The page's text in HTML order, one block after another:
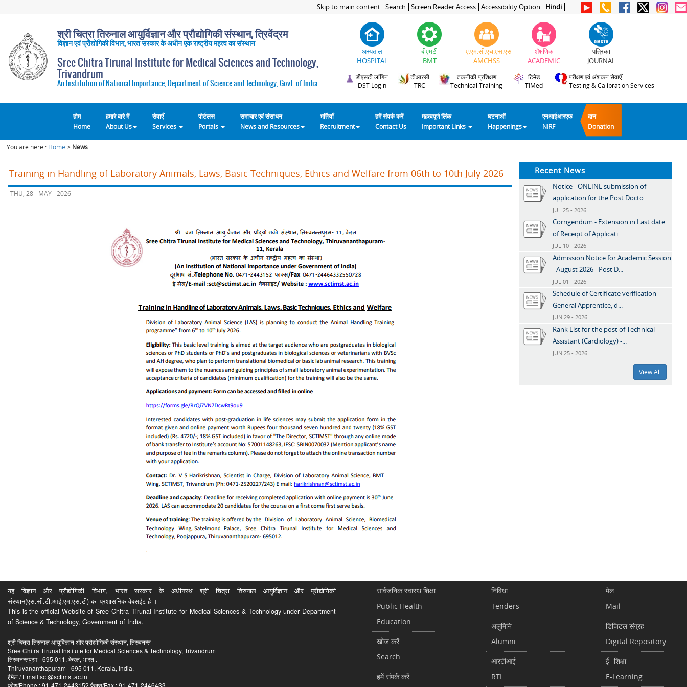
Skip to main content Search Screen Reader Access Accessibility Option Hindi
श्री चित्रा तिरुनाल आयुर्विज्ञान और प्रौद्योगिकी संस्थान, त्रिवेंद्रम
विज्ञान एवं प्रौद्योगिकी विभाग, भारत सरकार के अधीन एक राष्ट्रीय महत्व का संस्थान
Sree Chitra Tirunal Institute for Medical Sciences and Technology,
Trivandrum
An Institution of National Importance, Department of Science and Technology, Govt. of India
अस्पताल
HOSPITAL
बीएमटी
BMT
ए.एम.सी.एच.एस.एस
AMCHSS
शैक्षणिक
ACADEMIC
पत्रिका
JOURNAL
डीएसटी लॉगिन
DST Login
टीआरसी
TRC
तकनीकी प्रशिक्षण
Technical Training
टिमेड
TIMed
परीक्षण एवं अंशकन सेवाएँ
Testing & Calibration Services
होम
Home
हमारे बारे में
About Us
सेवाएँ
Services
पोर्टलस
Portals
समाचार एवं संसाधन
News and Resources
भर्तियाँ
Recruitment
हमें संपर्क करें
Contact Us
महत्वपूर्ण लिंक
Important Links
घटनाओं
Happenings
एनआईआरएफ
NIRF
दान
Donation
You are here : Home > News
Training in Handling of Laboratory Animals, Laws, Basic Techniques, Ethics and Welfare from 06th to 10th July 2026
THU, 28 - MAY - 2026
Recent News
Notice - ONLINE submission of
application for the Post Docto...
JUL 25 - 2026
Corrigendum - Extension in Last date
of Receipt of Applicati...
JUL 10 - 2026
Admission Notice for Academic Session
- August 2026 - Post D...
JUL 01 - 2026
Schedule of Certificate verification -
General Apprentice, d...
JUN 29 - 2026
Rank List for the post of Technical
Assistant (Cardiology) -...
JUN 25 - 2026
View All
यह विज्ञान और प्रौद्योगिकी विभाग, भारत सरकार के अधीनस्थ श्री चित्रा तिरुनाल आयुर्विज्ञान और प्रौद्योगिकी
संस्थान(एस.सी.टी.आई.एम.एस.टी) का प्रशासनिक वेबसईट है ।
This is the official Website of Sree Chitra Tirunal Institute for Medical Sciences & Technology under Department
of Science & Technology, Government of India.
श्री चित्रा तिरुनाल आयुर्विज्ञान और प्रौद्योगिकी संस्थान, तिरुवनन्त
Sree Chitra Tirunal Institute for Medical Sciences & Technology, Trivandrum
तिरुवनन्तपुरम - 695 011, केरल, भारत .
Thiruvananthapuram - 695 011, Kerala, India.
ईमेल / Email:sct@sctimst.ac.in
फोण/Phone : 91-471-2443152 फैक्स/Fax : 91-471-2446433
सार्वजनिक स्वास्थ शिक्षा
Public Health
Education
खोज करें
Search
हमें संपर्क करें
निविधा
Tenders
अलुमिनि
Alumni
आरटीआई
RTI
मेल
Mail
डिजिटल संग्रह
Digital Repository
ई- शिक्षा
E-Learning